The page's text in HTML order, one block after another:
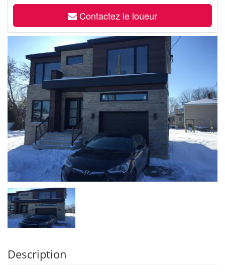
Contactez le loueur
Description